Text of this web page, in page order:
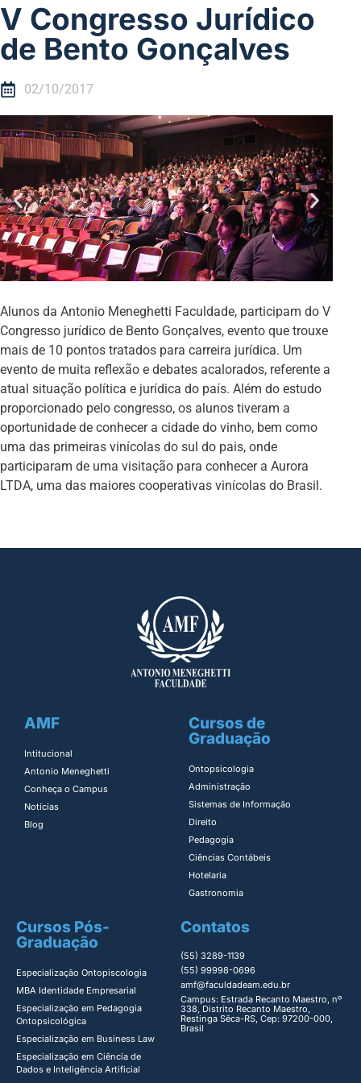
V Congresso Jurídico
de Bento Gonçalves
02/10/2017
Alunos da Antonio Meneghetti Faculdade, participam do V
Congresso jurídico de Bento Gonçalves, evento que trouxe
mais de 10 pontos tratados para carreira jurídica. Um
evento de muita reflexão e debates acalorados, referente a
atual situação política e jurídica do país. Além do estudo
proporcionado pelo congresso, os alunos tiveram a
oportunidade de conhecer a cidade do vinho, bem como
uma das primeiras vinícolas do sul do pais, onde
participaram de uma visitação para conhecer a Aurora
LTDA, uma das maiores cooperativas vinícolas do Brasil.
AMF
Intitucional
Antonio Meneghetti
Conheça o Campus
Notícias
Blog
Cursos de
Graduação
Ontopsicologia ​
Administração​
Sistemas de Informação​
Direito​
Pedagogia
Ciências Contábeis
Hotelaria
Gastronomia
Cursos Pós-
Graduação
Especialização Ontopiscologia ​
MBA Identidade Empresarial​
Especialização em Pedagogia
Ontopsicológica​
Especialização em Business Law
Especialização em Ciência de
Dados e Inteligência Artificial
Contatos
(55) 3289-1139
(55) 99998-0696
amf@faculdadeam.edu.br
Campus: Estrada Recanto Maestro, nº
338, Distrito Recanto Maestro,
Restinga Sêca-RS, Cep: 97200-000,
Brasil